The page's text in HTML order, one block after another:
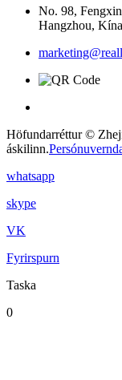
No. 98,
Hangzhou,
Höfundarréttur ©
áskilinn.
whatsapp
skype
VK
Fyrirspurn
Taska
0